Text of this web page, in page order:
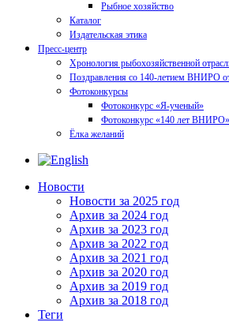
Рыбное хозяйство
Каталог
Издательская этика
Пресс-центр
Хронология рыбохозяйственной
Поздравления со 140-летием ВНИРО
Фотоконкурсы
Фотоконкурс «Я-ученый»
Фотоконкурс «140 лет ВНИРО»
Ёлка желаний
Новости
Новости за 2025 год
Архив за 2024 год
Архив за 2023 год
Архив за 2022 год
Архив за 2021 год
Архив за 2020 год
Архив за 2019 год
Архив за 2018 год
Теги